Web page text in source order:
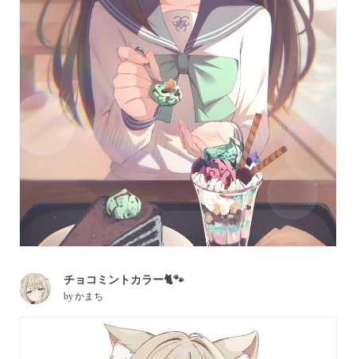
チョコミントカラー🐈🐾
byかまち